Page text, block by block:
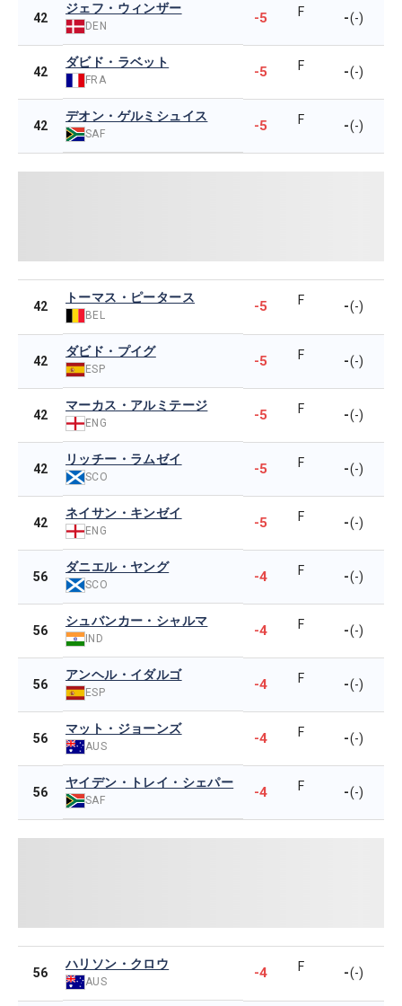
42
ジェフ・ウィンザー
DEN -5 F -(-)
42
ダビド・ラベット
FRA -5 F -(-)
42
デオン・ゲルミシュイス
SAF -5 F -(-)
42
トーマス・ピータース
BEL
-5 F -(-)
42
ダビド・プイグ
ESP -5 F -(-)
42
マーカス・アルミテージ
ENG -5 F -(-)
42
リッチー・ラムゼイ
SCO -5 F -(-)
42
ネイサン・キンゼイ
ENG -5 F -(-)
56
ダニエル・ヤング
SCO -4 F -(-)
56
シュバンカー・シャルマ
IND -4 F -(-)
56
アンヘル・イダルゴ
ESP -4 F -(-)
56
マット・ジョーンズ
AUS -4 F -(-)
56
ヤイデン・トレイ・シェパー
SAF -4 F -(-)
56
ハリソン・クロウ
AUS
-4 F -(-)